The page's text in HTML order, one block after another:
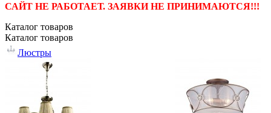
САЙТ НЕ РАБОТАЕТ. ЗАЯВКИ НЕ ПРИНИМАЮТСЯ!!!
Каталог товаров
Каталог товаров
Люстры